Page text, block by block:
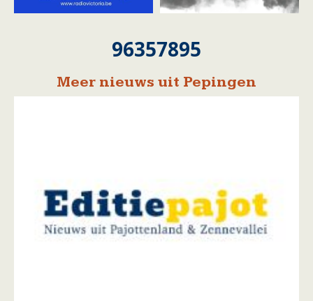
96357895
Meer nieuws uit Pepingen